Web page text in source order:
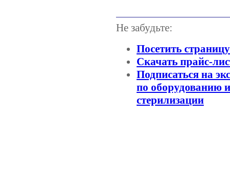
Не забудьте:
Посетить
Скачать прайс-
Подписаться на
по оборудованию
стерилизации